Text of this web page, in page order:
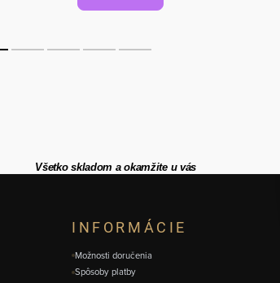
Všetko skladom a okamžite u vás
INFORMÁCIE
Možnosti doručenia
Spôsoby platby